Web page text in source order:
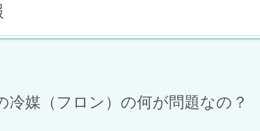
冷媒（フロン）の何が問題なの？